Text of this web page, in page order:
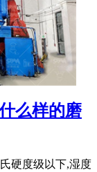
么样的磨
硬度级以下,湿度